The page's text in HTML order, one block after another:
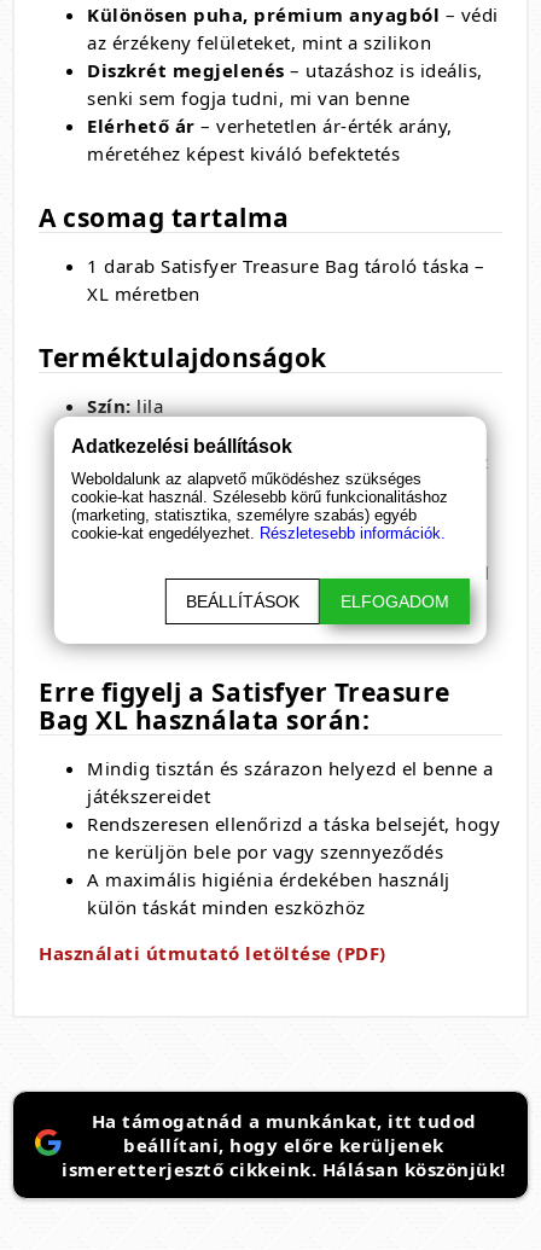
Különösen puha, prémium anyagból – védi
az érzékeny felületeket, mint a szilikon
Diszkrét megjelenés – utazáshoz is ideális,
senki sem fogja tudni, mi van benne
Elérhető ár – verhetetlen ár-érték arány,
méretéhez képest kiváló befektetés
A csomag tartalma
1 darab Satisfyer Treasure Bag tároló táska –
XL méretben
Terméktulajdonságok
Szín:lila
Méret:
XL
puha, selymes textil (nem karcolja az
eszközöket)
Átlátszatlan– megőrzi a tartalom privát
jellegét
Zárható kialakítás– összehúzható zsinórral
Diszkrét és higiénikus tárolás
kb. 30 g
Erre figyelj a Satisfyer Treasure
Bag XL használata során:
Mindig tisztán és szárazon helyezd el benne a
játékszereidet
Rendszeresen ellenőrizd a táska belsejét, hogy
ne kerüljön bele por vagy szennyeződés
A maximális higiénia érdekében használj
külön táskát minden eszközhöz
Használati útmutató letöltése (PDF)
Ha támogatnád a munkánkat, itt tudod
beállítani, hogy előre kerüljenek
ismeretterjesztő cikkeink. Hálásan köszönjük!
Adatkezelési beállítások
Weboldalunk az alapvető működéshez szükséges
cookie-kat használ. Szélesebb körű funkcionalitáshoz
(marketing, statisztika, személyre szabás) egyéb
cookie-kat engedélyezhet. Részletesebb információk.
BEÁLLÍTÁSOK ELFOGADOM